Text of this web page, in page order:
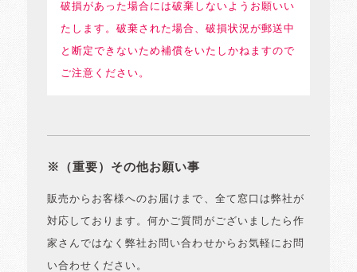
破損があった場合には破棄しないようお願いい
たします。破棄された場合、破損状況が郵送中
と断定できないため補償をいたしかねますので
ご注意ください。
※（重要）その他お願い事
販売からお客様へのお届けまで、全て窓口は弊社が
対応しております。何かご質問がございましたら作
家さんではなく弊社お問い合わせからお気軽にお問
い合わせください。